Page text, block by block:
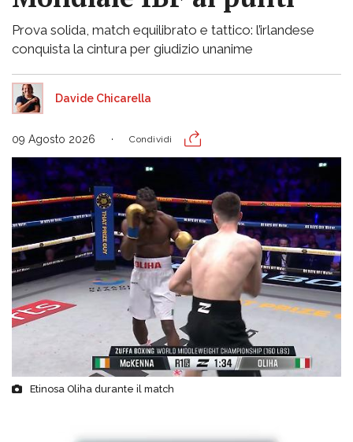
Prova solida, match equilibrato e tattico: l’irlandese
conquista la cintura per giudizio unanime
Davide Chicarella
09 Agosto 2026 Condividi
Etinosa Oliha durante il match